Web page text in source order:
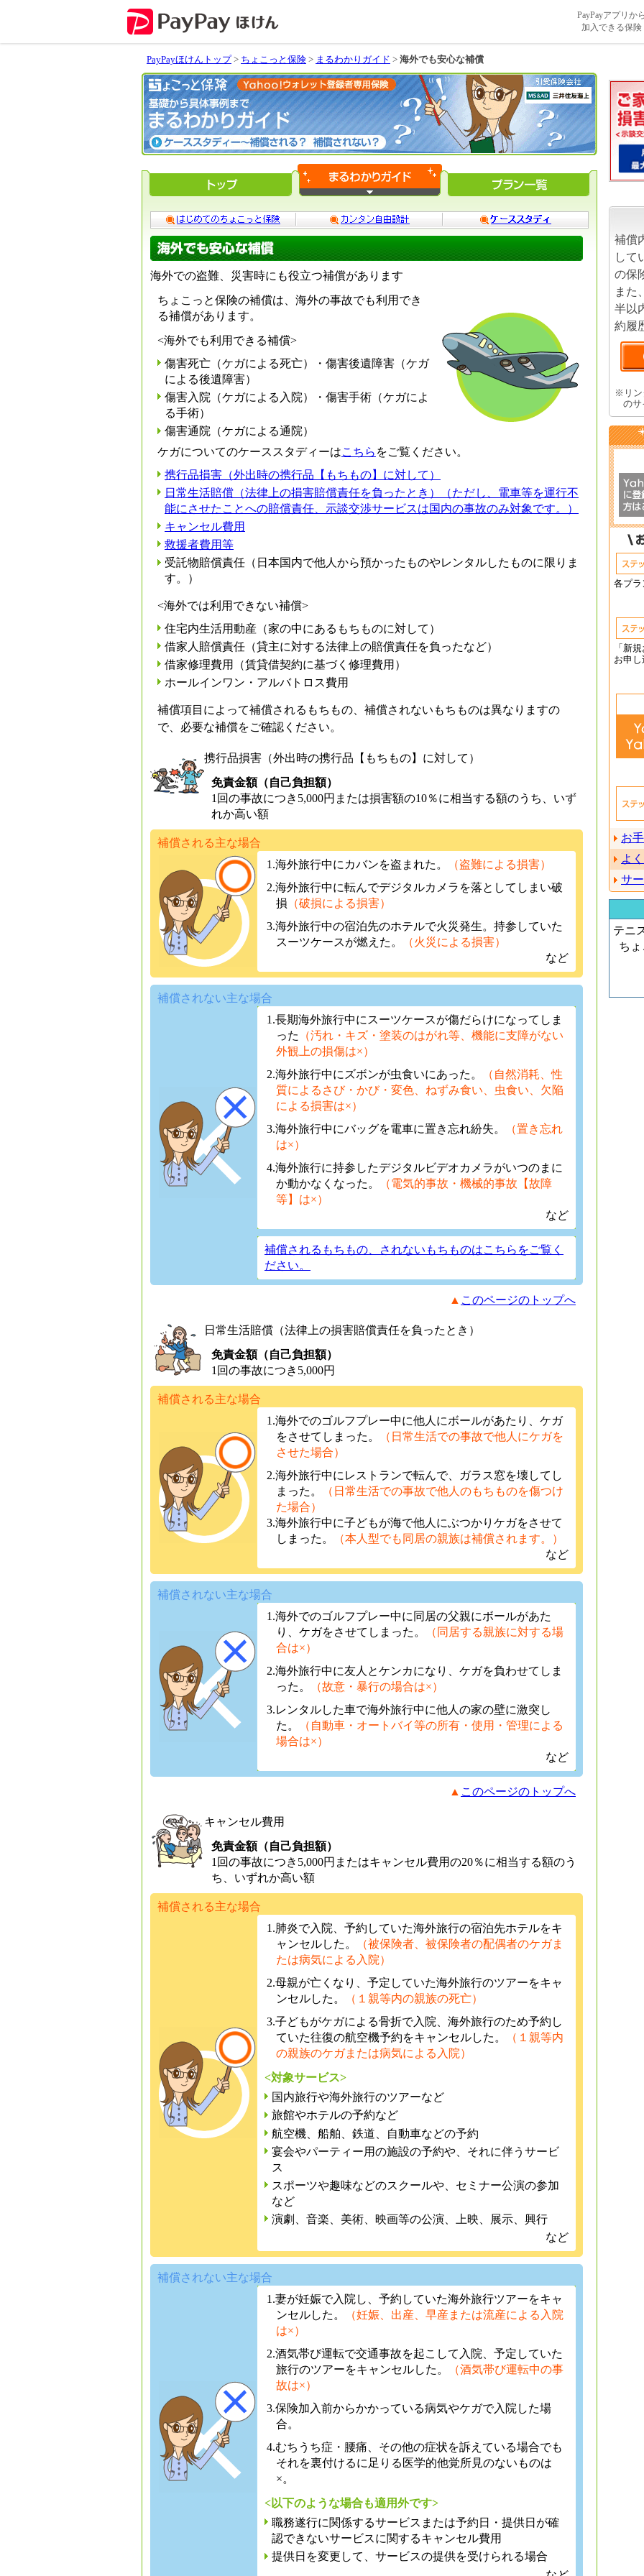
PayPayアプリから
加入できる保険
PayPayほけんトップ > ちょこっと保険 > まるわかりガイド > 海外でも安心な補償
海外での盗難、災害時にも役立つ補償があります
ちょこっと保険の補償は、海外の事故でも利用でき
る補償があります。
<海外でも利用できる補償>
傷害死亡（ケガによる死亡）・傷害後遺障害（ケガ
による後遺障害）
傷害入院（ケガによる入院）・傷害手術（ケガによ
る手術）
傷害通院（ケガによる通院）
ケガについてのケーススタディーはこちら をご覧ください。
携行品損害（外出時の携行品【もちもの】に対して）
日常生活賠償（法律上の損害賠償責任を負ったとき）（ただし、電車等を運行不
能にさせたことへの賠償責任、示談交渉サービスは国内の事故のみ対象です。）
キャンセル費用
救援者費用等
受託物賠償責任（日本国内で他人から預かったものやレンタルしたものに限りま
す。）
<海外では利用できない補償>
住宅内生活用動産（家の中にあるもちものに対して）
借家人賠償責任（貸主に対する法律上の賠償責任を負ったなど）
借家修理費用（賃貸借契約に基づく修理費用）
ホールインワン・アルバトロス費用
補償項目によって補償されるもちもの、補償されないもちものは異なりますの
で、必要な補償をご確認ください。
携行品損害（外出時の携行品【もちもの】に対して）
免責金額（自己負担額）
1回の事故につき5,000円または損害額の10％に相当する額のうち、いず
れか高い額
補償される主な場合
1.海外旅行中にカバンを盗まれた。
（盗難による損害）
2.海外旅行中に転んでデジタルカメラを落としてしまい破
損 （破損による損害）
3.海外旅行中の宿泊先のホテルで火災発生。持参していた
スーツケースが燃えた。
（火災による損害）
など
補償されない主な場合
1.長期海外旅行中にスーツケースが傷だらけになってしま
った
（汚れ・キズ・塗装のはがれ等、機能に支障がない
外観上の損傷は×）
2.海外旅行中にズボンが虫食いにあった。
（自然消耗、性
質によるさび・かび・変色、ねずみ食い、虫食い、欠陥
による損害は×）
3.海外旅行中にバッグを電車に置き忘れ紛失。
（置き忘れ
は×）
4.海外旅行に持参したデジタルビデオカメラがいつのまに
か動かなくなった。
（電気的事故・機械的事故【故障
等】は×）
など
補償されるもちもの、されないもちものはこちらをご覧く
ださい。
▲ このページのトップへ
日常生活賠償（法律上の損害賠償責任を負ったとき）
免責金額（自己負担額）
1回の事故につき5,000円
補償される主な場合
1.海外でのゴルフプレー中に他人にボールがあたり、ケガ
をさせてしまった。
（日常生活での事故で他人にケガを
させた場合）
2.海外旅行中にレストランで転んで、ガラス窓を壊してし
まった。
（日常生活での事故で他人のもちものを傷つけ
た場合）
3.海外旅行中に子どもが海で他人にぶつかりケガをさせて
しまった。
（本人型でも同居の親族は補償されます。）
など
補償されない主な場合
1.海外でのゴルフプレー中に同居の父親にボールがあた
り、ケガをさせてしまった。
（同居する親族に対する場
合は×）
2.海外旅行中に友人とケンカになり、ケガを負わせてしま
った。
（故意・暴行の場合は×）
3.レンタルした車で海外旅行中に他人の家の壁に激突し
た。
（自動車・オートバイ等の所有・使用・管理による
場合は×）
など
▲ このページのトップへ
キャンセル費用
免責金額（自己負担額）
1回の事故につき5,000円またはキャンセル費用の20％に相当する額のう
ち、いずれか高い額
補償される主な場合
1.肺炎で入院、予約していた海外旅行の宿泊先ホテルをキ
ャンセルした。
（被保険者、被保険者の配偶者のケガま
たは病気による入院）
2.母親が亡くなり、予定していた海外旅行のツアーをキャ
ンセルした。
（１親等内の親族の死亡）
3.子どもがケガによる骨折で入院、海外旅行のため予約し
ていた往復の航空機予約をキャンセルした。
（１親等内
の親族のケガまたは病気による入院）
<対象サービス>
国内旅行や海外旅行のツアーなど
旅館やホテルの予約など
航空機、船舶、鉄道、自動車などの予約
宴会やパーティー用の施設の予約や、それに伴うサービ
ス
スポーツや趣味などのスクールや、セミナー公演の参加
など
演劇、音楽、美術、映画等の公演、上映、展示、興行
など
補償されない主な場合
1.妻が妊娠で入院し、予約していた海外旅行ツアーをキャ
ンセルした。
（妊娠、出産、早産または流産による入院
は×）
2.酒気帯び運転で交通事故を起こして入院、予定していた
旅行のツアーをキャンセルした。
（酒気帯び運転中の事
故は×）
3.保険加入前からかかっている病気やケガで入院した場
合。
4.むちうち症・腰痛、その他の症状を訴えている場合でも
それを裏付けるに足りる医学的他覚所見のないものは
×。
<以下のような場合も適用外です>
職務遂行に関係するサービスまたは予約日・提供日が確
認できないサービスに関するキャンセル費用
提供日を変更して、サービスの提供を受けられる場合
補償
して
の保
また
半以
約履
※リン
のサ
各プラ
「新
お申し
お
よ
サ
テニ
ち